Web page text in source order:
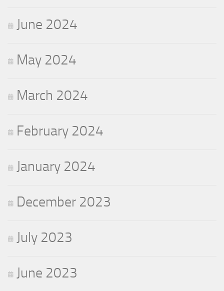
June 2024
May 2024
March 2024
February 2024
January 2024
December 2023
July 2023
June 2023